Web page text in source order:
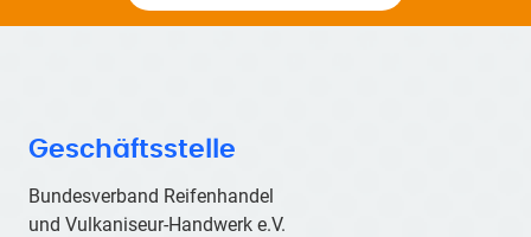
Geschäftsstelle
Bundesverband Reifenhandel
und Vulkaniseur-Handwerk e.V.